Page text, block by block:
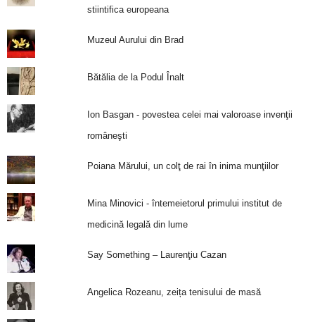
stiintifica europeana
Muzeul Aurului din Brad
Bătălia de la Podul Înalt
Ion Basgan - povestea celei mai valoroase invenţii
româneşti
Poiana Mărului, un colţ de rai în inima munţiilor
Mina Minovici - întemeietorul primului institut de
medicină legală din lume
Say Something – Laurenţiu Cazan
Angelica Rozeanu, zeița tenisului de masă